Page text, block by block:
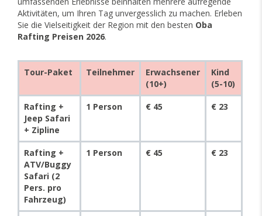
Aktivitäten, um Ihren Tag unvergesslich zu machen. Erleben
Sie die Vielseitigkeit der Region mit den besten Oba
Rafting Preisen 2026.
Tour-Paket Teilnehmer
Erwachsener
(10+)
Kind
(5-10)
Rafting +
Jeep Safari
+ Zipline
1 Person € 45 € 23
Rafting +
ATV/Buggy
Safari (2
Pers. pro
Fahrzeug)
1 Person € 45 € 23